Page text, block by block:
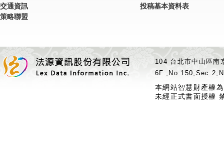
交通資訊
策略聯盟
投稿基本資料表
104 台北市中山區
本網站智慧財產權
未經正式書面授權